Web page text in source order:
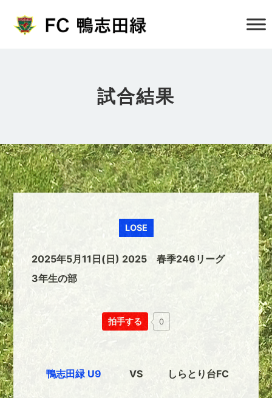
試合結果
LOSE
2025年5月11日(日) 2025 春季246リーグ
3年生の部
拍手する 0
鴨志田緑 U9 VS しらとり台FC